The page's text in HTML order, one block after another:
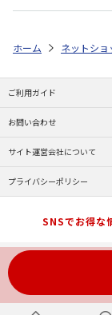
ホーム ネットショ
ご利用ガイド
お問い合わせ
サイト運営会社について
プライバシーポリシー
SNSでお得な